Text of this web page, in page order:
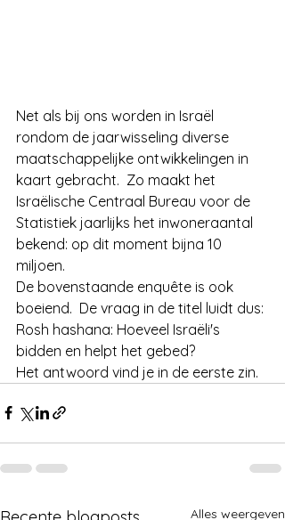
Net als bij ons worden in Israël
rondom de jaarwisseling diverse
maatschappelijke ontwikkelingen in
kaart gebracht.  Zo maakt het
Israëlische Centraal Bureau voor de
Statistiek jaarlijks het inwoneraantal
bekend: op dit moment bijna 10
miljoen.
De bovenstaande enquête is ook
boeiend.  De vraag in de titel luidt dus:
Rosh hashana: Hoeveel Israëli's
bidden en helpt het gebed?
Het antwoord vind je in de eerste zin.
Alles weergeven